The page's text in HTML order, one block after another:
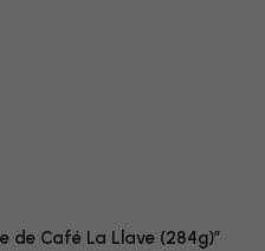
de Café La Llave (284g)”